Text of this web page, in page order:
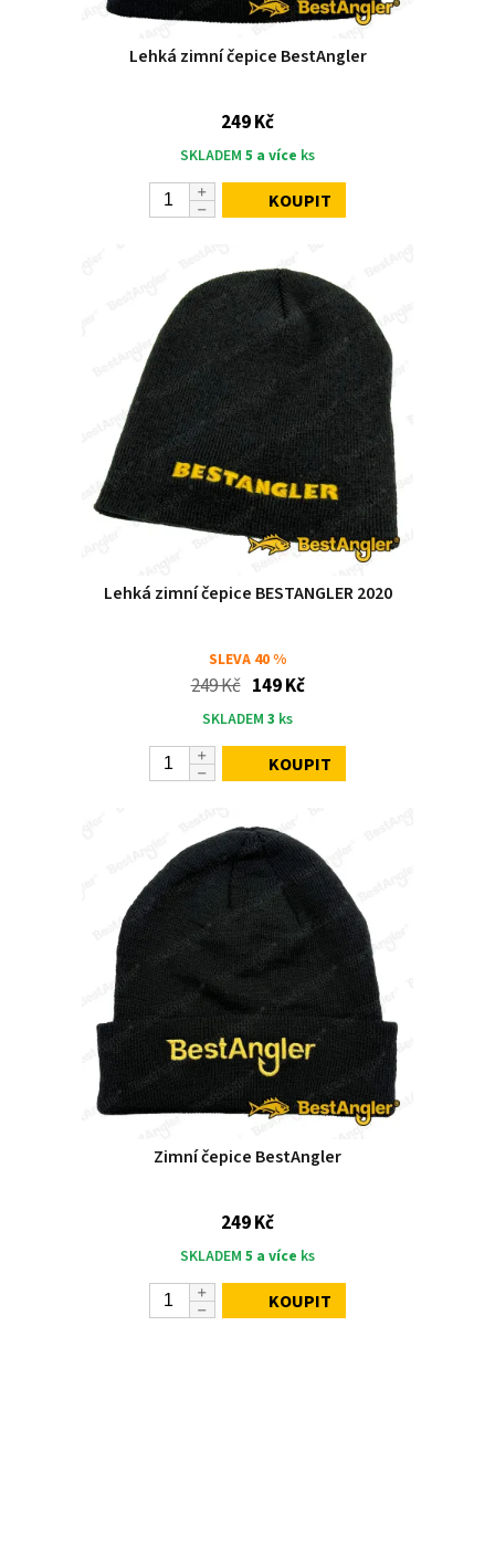
Lehká zimní čepice BestAngler
249 Kč
SKLADEM 5 a více ks
KOUPIT
Lehká zimní čepice BESTANGLER 2020
SLEVA 40 %
249 Kč 149 Kč
SKLADEM 3 ks
KOUPIT
Zimní čepice BestAngler
249 Kč
SKLADEM 5 a více ks
KOUPIT